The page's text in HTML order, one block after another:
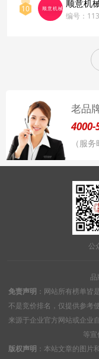
10 顺意机械 顺意机
编号：113
老品
4000-
（服
公
免责声明 ：网站所有榜单皆
不是竞价排名，仅提供参考
来源于企业官方网站或企业
等宣
版权声明 ：本站文章的图片